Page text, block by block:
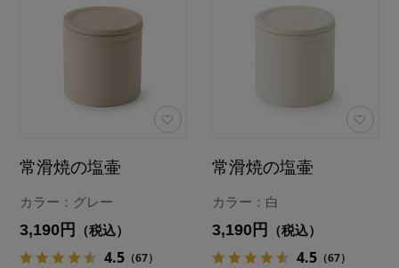
常滑焼の塩壷
カラー：グレー
3,190円 （税込）
4.5 （67）
常滑焼の塩壷
カラー：白
3,190円 （税込）
4.5 （67）